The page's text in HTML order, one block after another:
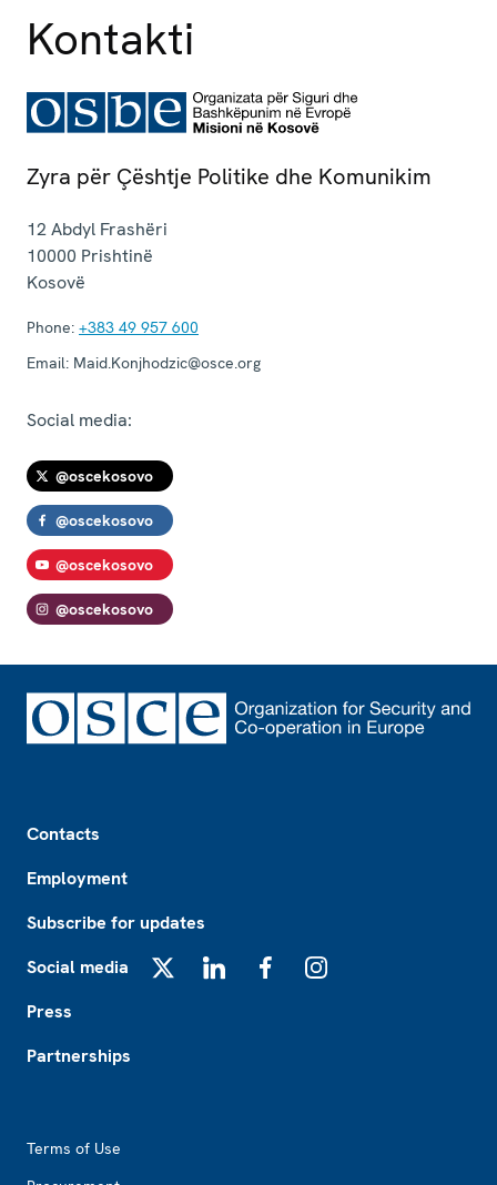
Kontakti
Zyra për Çështje Politike dhe Komunikim
12 Abdyl Frashëri
10000 Prishtinë
Kosovë
Phone: +383 49 957 600
Email: Maid.Konjhodzic@osce.org
Social media:
@oscekosovo
@oscekosovo
@oscekosovo
@oscekosovo
Contacts
Employment
Subscribe for updates
Social media
Press
Partnerships
Terms of Use